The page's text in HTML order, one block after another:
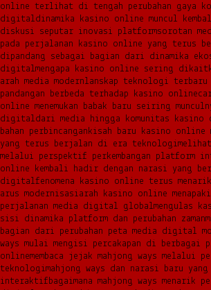
online terlihat di tengah perubahan gaya
digitaldinamika kasino online muncul
diskusi seputar inovasi platformsorotan
pada perjalanan kasino online yang terus
dipandang sebagai bagian dari dinamika
digitalmengapa kasino online sering
arah media modernlanskap teknologi terbaru
pandangan berbeda terhadap kasino online
online menemukan babak baru seiring
digitaldari media hingga komunitas kasino
bahan perbincangan kisah baru kasino online
yang terus berjalan di era teknologi
melalui perspektif perkembangan platform
online kembali hadir dengan narasi yang
digitalfenomena kasino online terus
arus modernisasiarah kasino online
perjalanan media digital globalmengulas
sisi dinamika platform dan perubahan zaman
bagian dari perubahan peta media digital
ways mulai mengisi percakapan di berbagai
onlinemembaca jejak mahjong ways melalui
teknologimahjong ways dan narasi baru
interaktif bagaimana mahjong ways menarik